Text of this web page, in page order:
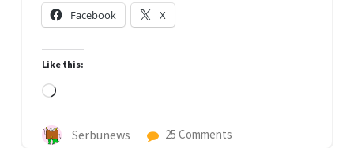
Facebook X
Like this:
Loading…
Serbunews 25 Comments